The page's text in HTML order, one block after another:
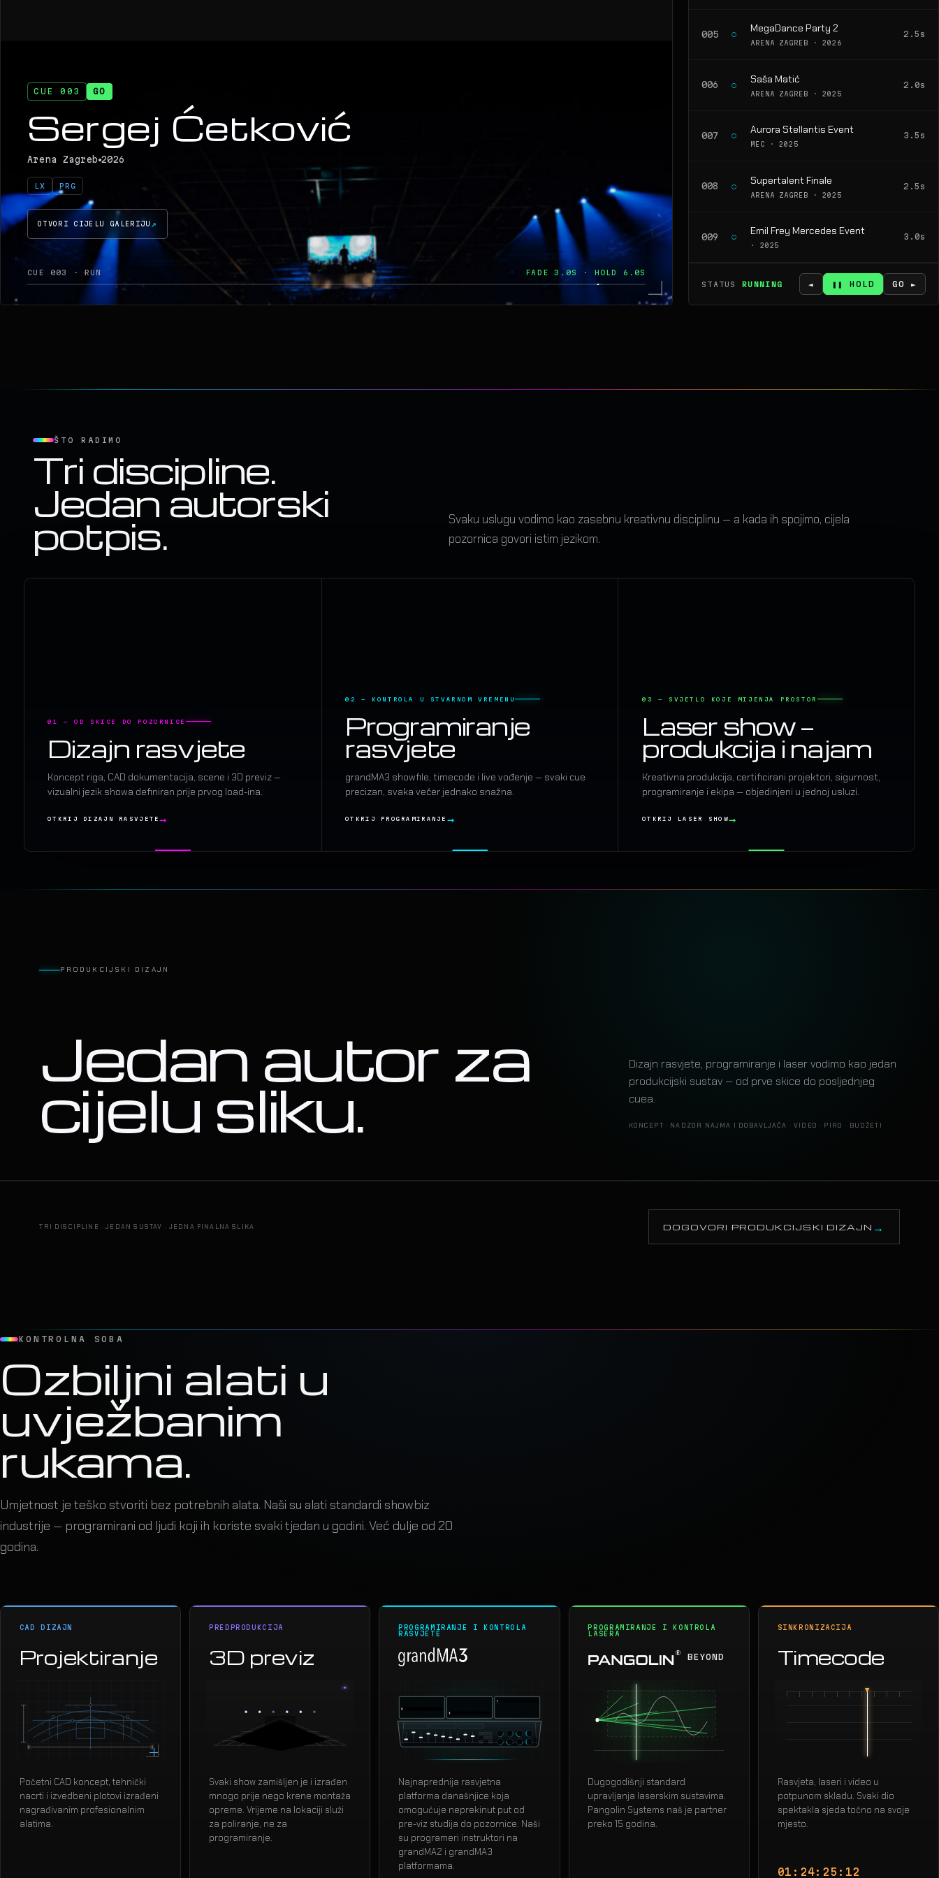
CUE 004 GO
Peđa Jovanović
Arena Zagreb 2026
LX PRG
OTVORI CIJELU GALERIJU
CUE 004 · RUN FADE 2.5S · HOLD 6.0S
005 ○ MegaDance Party 2
ARENA ZAGREB · 2026
2.5s
006 ○ Saša Matić
ARENA ZAGREB · 2025
2.0s
007 ○ Aurora Stellantis Event
MEC · 2025
3.5s
008 ○ Supertalent Finale
ARENA ZAGREB · 2025
2.5s
009 ○ Emil Frey Mercedes Event
· 2025
3.0s
STATUSRUNNING ◄ ❚❚ HOLD GO ►
ŠTO RADIMO
Tri discipline.
Jedan autorski
potpis.
Svaku uslugu vodimo kao zasebnu kreativnu disciplinu — a kada ih spojimo, cijela
pozornica govori istim jezikom.
01 — OD SKICE DO POZORNICE
Dizajn rasvjete
Koncept riga, CAD dokumentacija, scene i 3D previz —
vizualni jezik showa definiran prije prvog load-ina.
OTKRIJ DIZAJN RASVJETE
02 — KONTROLA U STVARNOM VREMENU
Programiranje
rasvjete
grandMA3 showfile, timecode i live vođenje — svaki cue
precizan, svaka večer jednako snažna.
OTKRIJ PROGRAMIRANJE
03 — SVJETLO KOJE MIJENJA PROSTOR
Laser show —
produkcija i najam
Kreativna produkcija, certificirani projektori, sigurnost,
programiranje i ekipa — objedinjeni u jednoj usluzi.
OTKRIJ LASER SHOW
PRODUKCIJSKI DIZAJN
Jedan autor za
cijelu sliku.
Dizajn rasvjete, programiranje i laser vodimo kao jedan
produkcijski sustav — od prve skice do posljednjeg
cuea.
KONCEPT · NADZOR NAJMA I DOBAVLJAČA · VIDEO · PIRO · BUDŽETI
kada svaki cue sjedne
na svoje mjesto.
Showfile, timecode i live vođenje pretvaraju statičan koncept u precizan
ritam koji diše s izvođačem i publikom.
DIZAJN RASVJETE
TRI DISCIPLINE · JEDAN SUSTAV · JEDNA FINALNA SLIKA DOGOVORI PRODUKCIJSKI DIZAJN
KONTROLNA SOBA
Ozbiljni alati u
uvježbanim
rukama.
Umjetnost je teško stvoriti bez potrebnih alata. Naši su alati standardi showbiz
industrije — programirani od ljudi koji ih koriste svaki tjedan u godini. Već dulje od 20
godina.
CAD DIZAJN
Projektiranje
Početni CAD koncept, tehnički
nacrti i izvedbeni plotovi izrađeni
nagrađivanim profesionalnim
alatima.
PREDPRODUKCIJA
3D previz
Svaki show zamišljen je i izrađen
mnogo prije nego krene montaža
opreme. Vrijeme na lokaciji služi
za poliranje, ne za
programiranje.
PROGRAMIRANJE I KONTROLA
RASVJETE
grandMA3
Najnaprednija rasvjetna
platforma današnjice koja
omogućuje neprekinut put od
pre-viz studija do pozornice. Naši
su programeri instruktori na
grandMA2 i grandMA3
platformama.
PROGRAMIRANJE I KONTROLA
LASERA
BEYOND
Dugogodišnji standard
upravljanja laserskim sustavima.
Pangolin Systems naš je partner
preko 15 godina.
SINKRONIZACIJA
Timecode
Rasvjeta, laseri i video u
potpunom skladu. Svaki dio
spektakla sjeda točno na svoje
mjesto.
01:24:26:21